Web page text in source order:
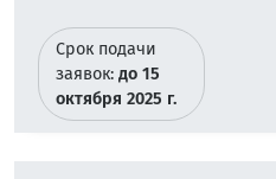
Срок подачи
заявок:до 15
октября 2025 г.